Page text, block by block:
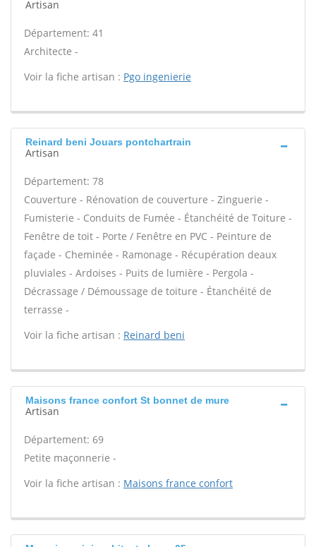
Artisan
Département: 41
Architecte -
Voir la fiche artisan : Pgo ingenierie
Reinard beni Jouars pontchartrain
Artisan
Département: 78
Couverture - Rénovation de couverture - Zinguerie -
Fumisterie - Conduits de Fumée - Étanchéité de Toiture -
Fenêtre de toit - Porte / Fenêtre en PVC - Peinture de
façade - Cheminée - Ramonage - Récupération deaux
pluviales - Ardoises - Puits de lumière - Pergola -
Décrassage / Démoussage de toiture - Étanchéité de
terrasse -
Voir la fiche artisan : Reinard beni
Maisons france confort St bonnet de mure
Artisan
Département: 69
Petite maçonnerie -
Voir la fiche artisan : Maisons france confort